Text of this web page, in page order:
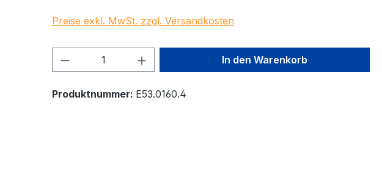
Preise exkl. MwSt. zzgl. Versandkosten
Produkt Anzahl: Gib den gewünschten Wert
In den Warenkorb
Produktnummer: E53.0160.4